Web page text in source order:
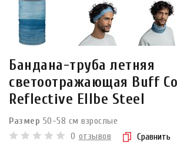
Бандана-труба летняя
светоотражающая Buff
Reflective Ellbe Steel
Размер 50-58 см взрослые
0 отзывов Сравнить